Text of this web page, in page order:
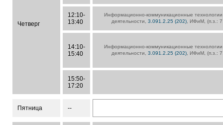
Четверг
12:10-
13:40
Информационно-коммуникационные
деятельности,3.091.2.25 (202) , ИФиМ, (п.з.:
14:10-
15:40
Информационно-коммуникационные
деятельности,3.091.2.25 (202) , ИФиМ, (п.з.:
15:50-
17:20
Пятница --